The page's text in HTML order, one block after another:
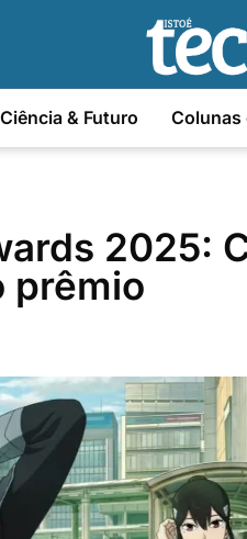
Ciência & Futuro Colunas
2025:
prêmio